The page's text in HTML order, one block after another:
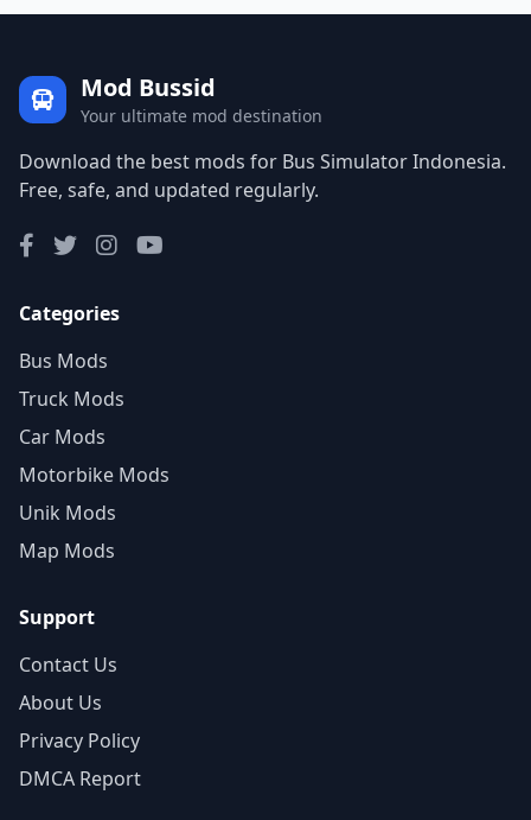
Mod Bussid
Your ultimate mod destination
Download the best mods for Bus Simulator Indonesia.
Free, safe, and updated regularly.
Categories
Bus Mods
Truck Mods
Car Mods
Motorbike Mods
Unik Mods
Map Mods
Support
Contact Us
About Us
Privacy Policy
DMCA Report